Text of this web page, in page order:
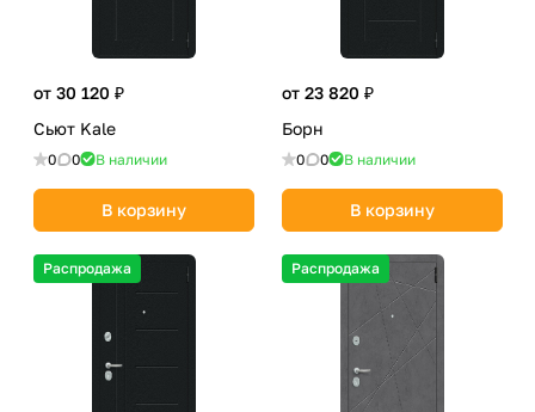
от 30 120 ₽
Сьют Kale
0 0 В наличии
В корзину
от 23 820 ₽
Борн
0 0 В наличии
В корзину
Распродажа Распродажа